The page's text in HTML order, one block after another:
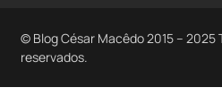
© Blog César Macêdo 2015 – 2025
reservados.